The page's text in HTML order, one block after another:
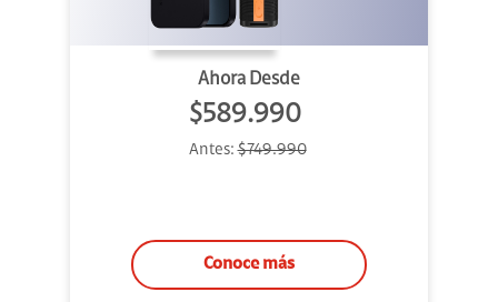
Ahora Desde
$589.990
Antes:$749.990
Conoce más